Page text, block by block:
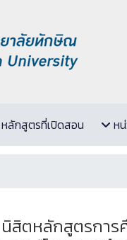
หลักสูตรที่เปิดสอน ห
หลักสูตรการ